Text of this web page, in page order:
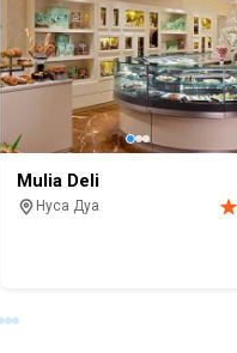
Mulia Deli
Нуса Дуа